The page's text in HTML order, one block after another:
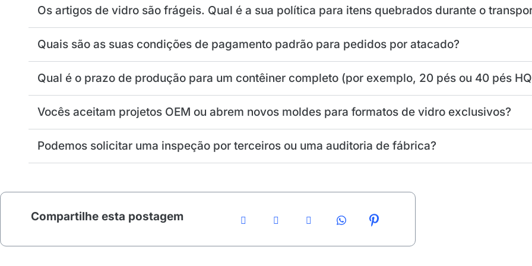
Os artigos de vidro são frágeis. Qual é a sua política para itens quebrados durante o
Quais são as suas condições de pagamento padrão para pedidos por atacado?
Qual é o prazo de produção para um contêiner completo (por exemplo, 20 pés ou 40 pés
Vocês aceitam projetos OEM ou abrem novos moldes para formatos de vidro exclusivos?
Podemos solicitar uma inspeção por terceiros ou uma auditoria de fábrica?
Compartilhe esta postagem